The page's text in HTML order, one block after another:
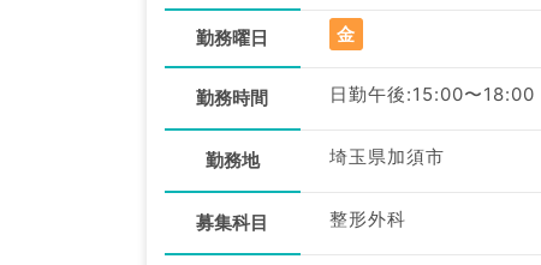
勤務曜日 金
勤務時間 日勤午後:15:00〜18:00
勤務地 埼玉県加須市
募集科目 整形外科